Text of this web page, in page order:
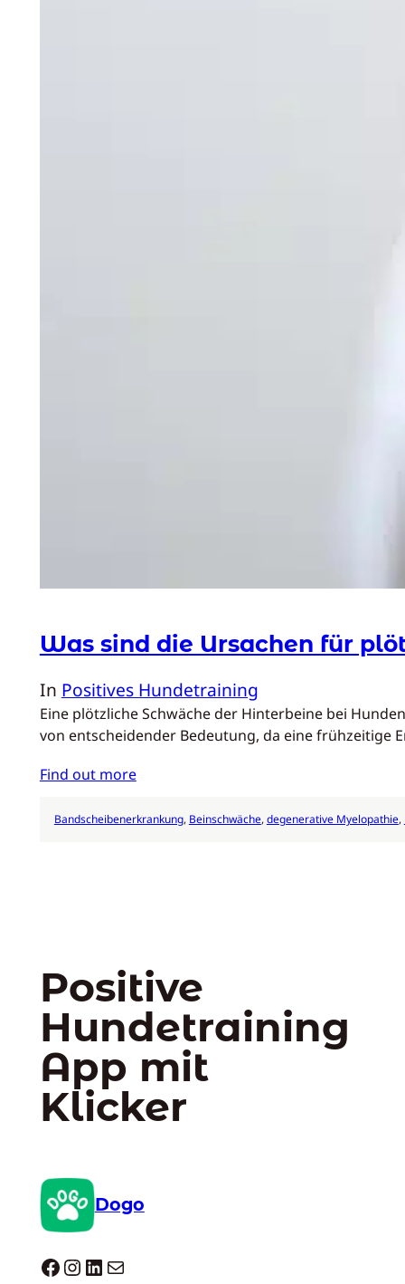
Was sind die Ursachen für
In Positives Hundetraining
Eine plötzliche Schwäche der Hinterbeine bei
von entscheidender Bedeutung, da eine frühzeitige
Find out more
Bandscheibenerkrankung, Beinschwäche, degenerative Myelopathie,
Positive
Hundetraining
App mit
Klicker
Dogo
Dogo facebook InstagramLinkedIn E-Mail